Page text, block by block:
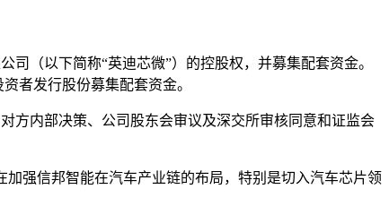
（以下简称“英迪芯微”）的控股权，并募集配套资金。
者发行股份募集配套资金。
方内部决策、公司股东会审议及深交所审核同意和证监会
强信邦智能在汽车产业链的布局，特别是切入汽车芯片领